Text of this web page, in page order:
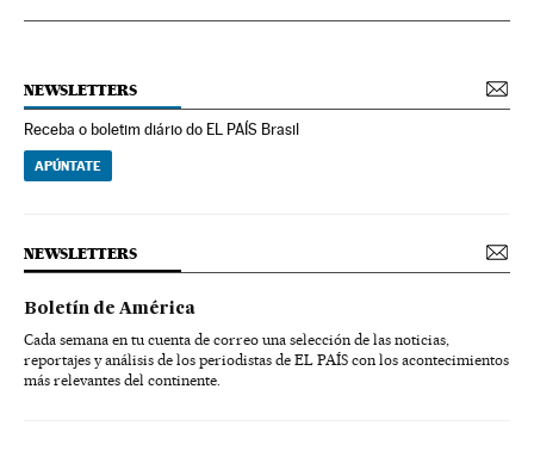
NEWSLETTERS
Receba o boletim diário do EL PAÍS Brasil
APÚNTATE
NEWSLETTERS
Boletín de América
Cada semana en tu cuenta de correo una selección de las noticias,
reportajes y análisis de los periodistas de EL PAÍS con los acontecimientos
más relevantes del continente.